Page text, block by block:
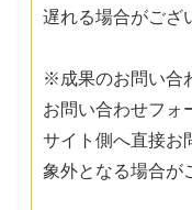
遅れる場合がござ
※成果のお問い合
お問い合わせフォ
サイト側へ直接お
象外となる場合が